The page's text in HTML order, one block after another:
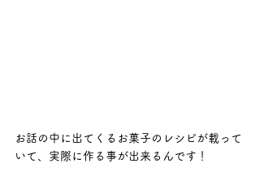
お話の中に出てくるお菓子のレシピが載って
いて、実際に作る事が出来るんです！